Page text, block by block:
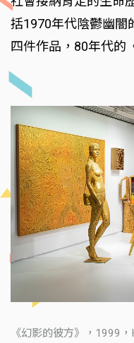
括1970年代陰鬱幽闇
四件作品，80年代的
《幻影的彼方》，1999